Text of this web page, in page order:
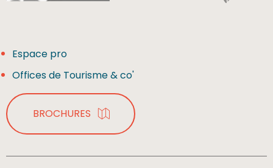
Espace pro
Offices de Tourisme & co'
BROCHURES